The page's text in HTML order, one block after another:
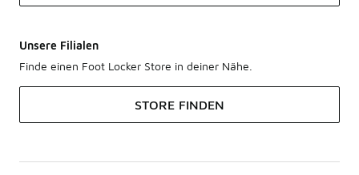
Unsere Filialen
Finde einen Foot Locker Store in deiner Nähe.
STORE FINDEN